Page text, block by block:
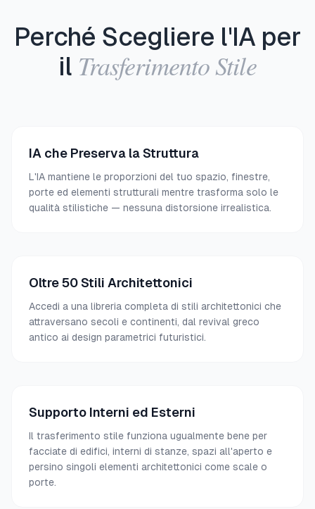
Perché Scegliere l'IA per
il Trasferimento Stile
IA che Preserva la Struttura
L'IA mantiene le proporzioni del tuo spazio, finestre,
porte ed elementi strutturali mentre trasforma solo le
qualità stilistiche — nessuna distorsione irrealistica.
Oltre 50 Stili Architettonici
Accedi a una libreria completa di stili architettonici che
attraversano secoli e continenti, dal revival greco
antico ai design parametrici futuristici.
Supporto Interni ed Esterni
Il trasferimento stile funziona ugualmente bene per
facciate di edifici, interni di stanze, spazi all'aperto e
persino singoli elementi architettonici come scale o
porte.